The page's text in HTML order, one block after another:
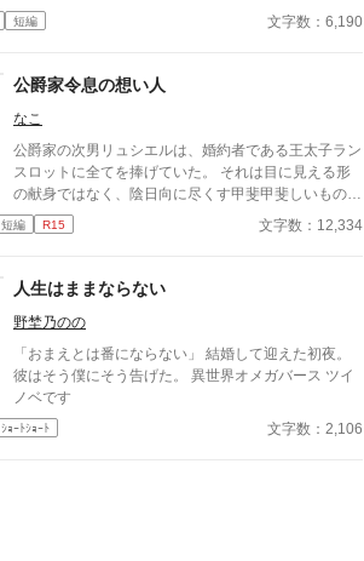
用しています。 もし読んでくださる中で日本語のお
せない受け 安心してください、ハピエンです。
短編 文字数：6,190
公爵家令息の想い人
なこ
公爵家の次男リュシエルは、婚約者である王太子ラン
スロットに全てを捧げていた。 それは目に見える形
の献身ではなく、陰日向に尽くす甲斐甲斐しいもの
だ。 学園にいる間は多くの者と交流を図りたいと言
うランスロットの申し出でさえも、リュシエルは素直
と騎士家系の令息、そして平民から伯爵家に養子縁組
されたリオルに囲まれ、学園生活を満喫している。
彼等はいつも一緒だ。 笑いに溢れ、仲睦まじく、他
者が入り込める隙間はない。 リュシエルは何度もラ
ンスロットに苦言を呈した。 もっと多くの者と交流
を持つべきだと。初めにそう告げてきたのは、ランス
ことのないまま、時は流れ卒園を迎える。 学園の卒
短編 R15 文字数：12,334
人生はままならない
野埜乃のの
「おまえとは番にならない」 結婚して迎えた初夜。
彼はそう僕にそう告げた。 異世界オメガバース ツイ
ノベです
ｼｮｰﾄｼｮｰﾄ 文字数：2,106